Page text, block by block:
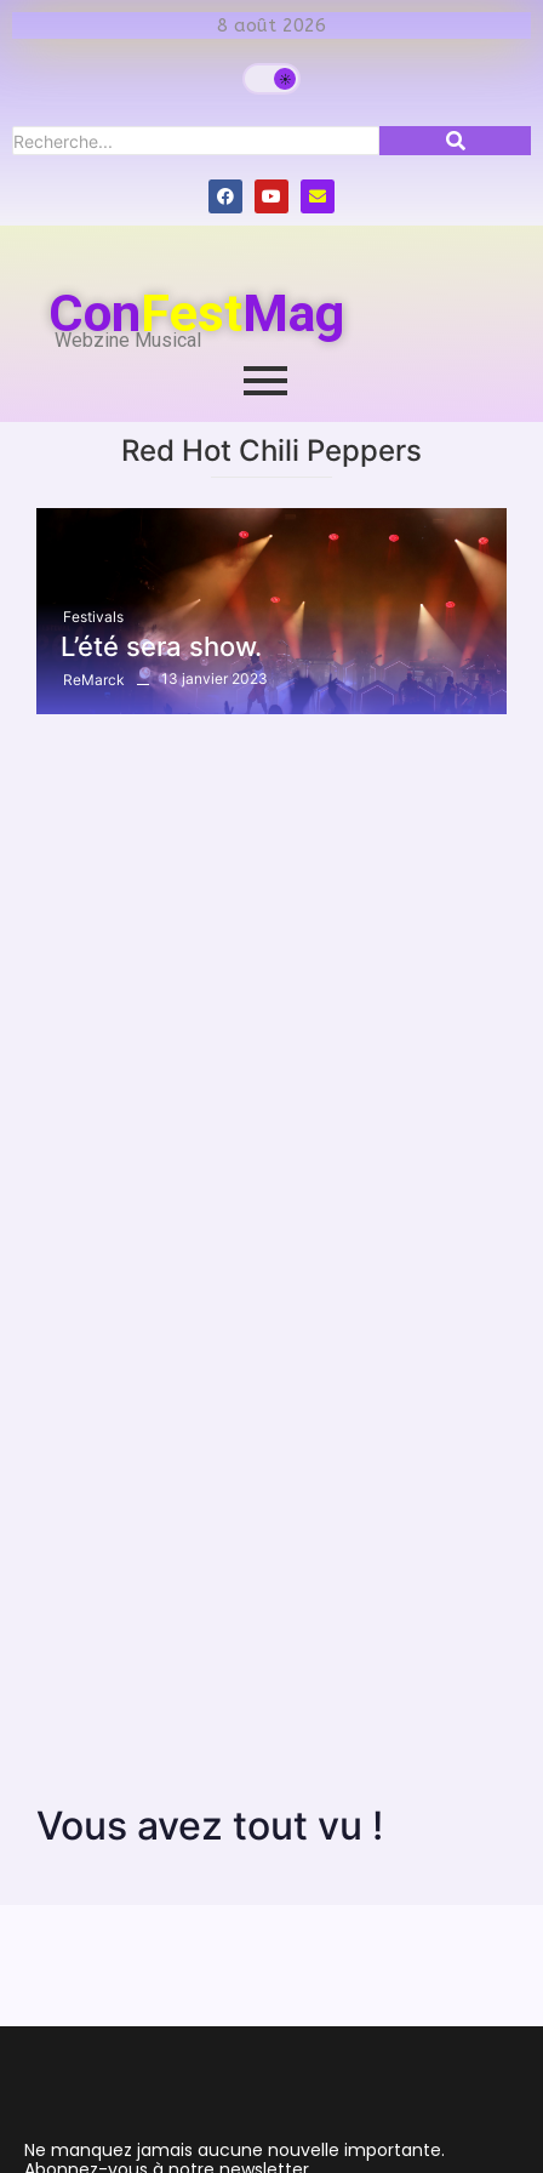
8 août 2026
ConFestMag
Webzine Musical
Red Hot Chili Peppers
Festivals
L’été sera show.
ReMarck 13 janvier 2023
Vous avez tout vu !
Ne manquez jamais aucune nouvelle importante.